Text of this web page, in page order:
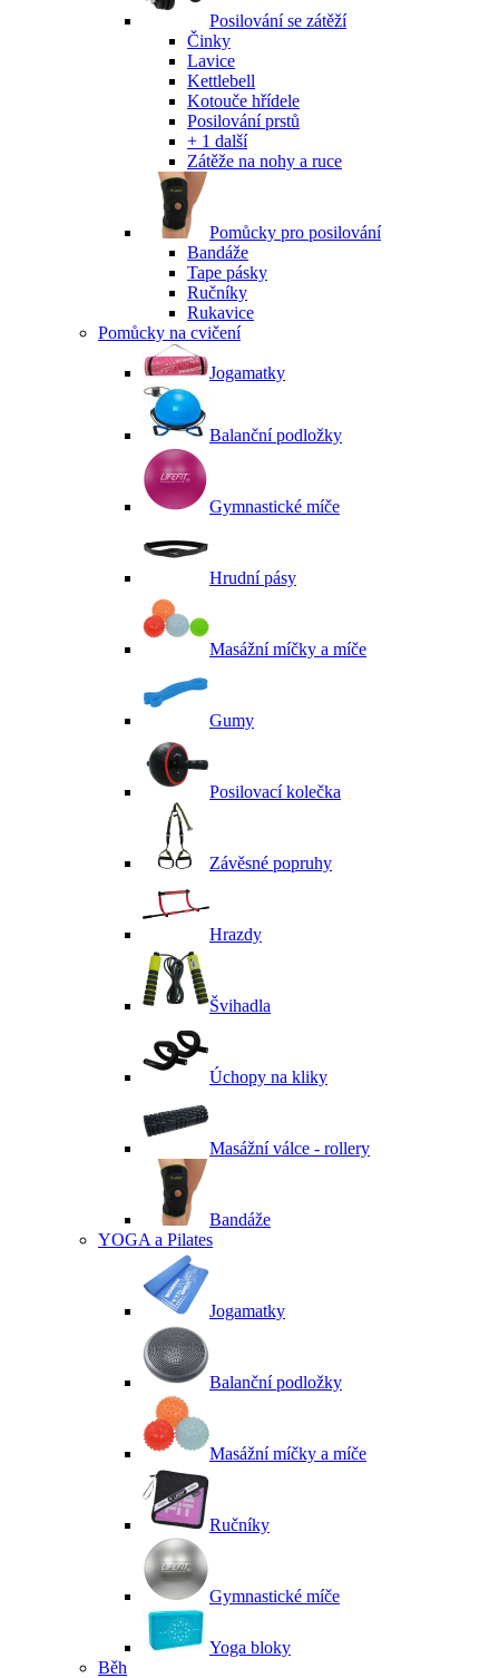
Posilování se zátěží
Činky
Lavice
Kettlebell
Kotouče hřídele
Posilování prstů
+ 1 další
Zátěže na nohy a ruce
Pomůcky pro posilování
Bandáže
Tape pásky
Ručníky
Rukavice
Pomůcky na cvičení
Jogamatky
Balanční podložky
Gymnastické míče
Hrudní pásy
Masážní míčky a míče
Gumy
Posilovací kolečka
Závěsné popruhy
Hrazdy
Švihadla
Úchopy na kliky
Masážní válce - rollery
Bandáže
YOGA a Pilates
Jogamatky
Balanční podložky
Masážní míčky a míče
Ručníky
Gymnastické míče
Yoga bloky
Běh